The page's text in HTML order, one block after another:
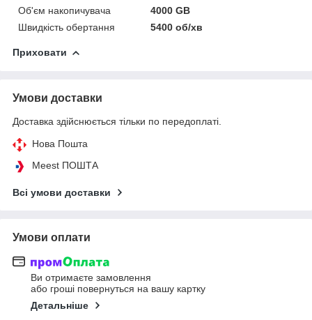
Об'єм накопичувача
4000 GB
Швидкість обертання
5400 об/хв
Приховати
Умови доставки
Доставка здійснюється тільки по передоплаті.
Нова Пошта
Meest ПОШТА
Всі умови доставки
Умови оплати
Ви отримаєте замовлення
або гроші повернуться на вашу картку
Детальніше